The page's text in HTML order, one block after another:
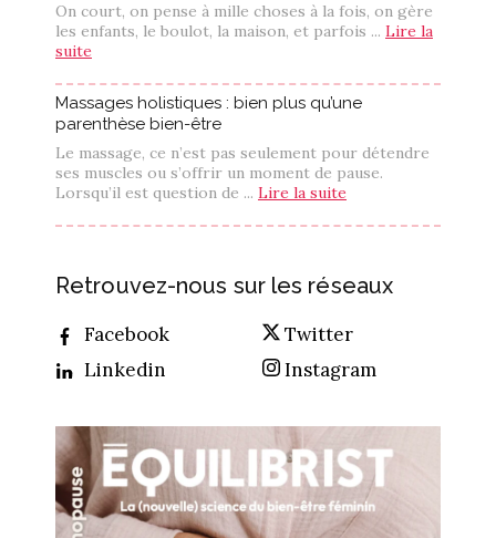
On court, on pense à mille choses à la fois, on gère
les enfants, le boulot, la maison, et parfois ... Lire la
suite
Massages holistiques : bien plus qu’une
parenthèse bien-être
Le massage, ce n’est pas seulement pour détendre
ses muscles ou s’offrir un moment de pause.
Lorsqu’il est question de ... Lire la suite
Retrouvez-nous sur les réseaux
Facebook
Twitter
Linkedin
Instagram